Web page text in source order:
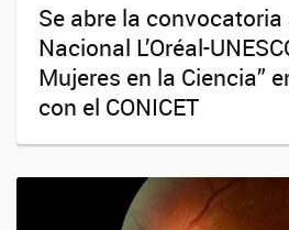
Se abre la convocatoria
Nacional L’Oréal-
Mujeres en la Ciencia”
con el CONICET